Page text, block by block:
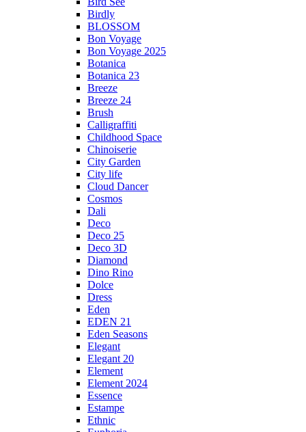
Birdly
BLOSSOM
Bon Voyage
Bon Voyage 2025
Botanica
Botanica 23
Breeze
Breeze 24
Brush
Calligraffiti
Childhood Space
Chinoiserie
City Garden
City life
Cloud Dancer
Cosmos
Dali
Deco
Deco 25
Deco 3D
Diamond
Dino Rino
Dolce
Dress
Eden
EDEN 21
Eden Seasons
Elegant
Elegant 20
Element
Element 2024
Essence
Estampe
Ethnic